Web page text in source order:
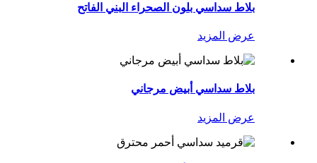
بلاط سداسي بلون الصحراء البني الفاتح
عرض المزيد
بلاط سداسي أبيض مرجاني
عرض المزيد